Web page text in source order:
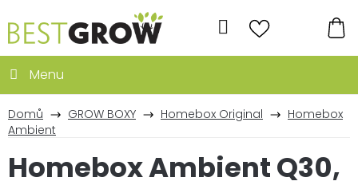
na
obsah
Hledat
Domů GROW BOXY Homebox Original
Homebox
Ambient
Homebox Ambient Q30,